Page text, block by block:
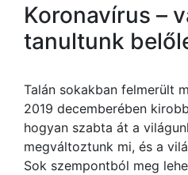
Koronavírus –
tanultunk
Talán sokakban felmerült
2019 decemberében
hogyan szabta át a
megváltoztunk mi, és a
Sok szempontból meg